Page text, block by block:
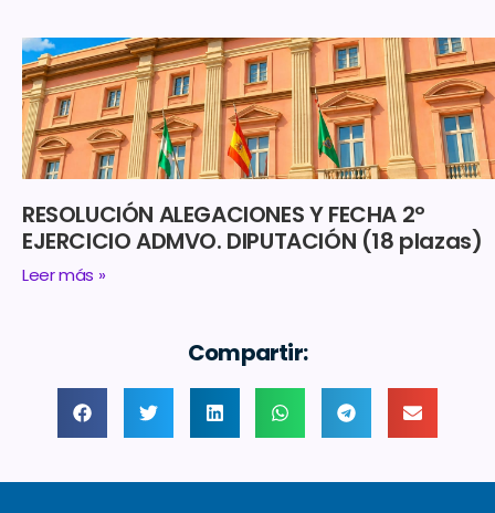
RESOLUCIÓN ALEGACIONES Y FECHA 2º
EJERCICIO ADMVO. DIPUTACIÓN (18 plazas)
Leer más »
Compartir: